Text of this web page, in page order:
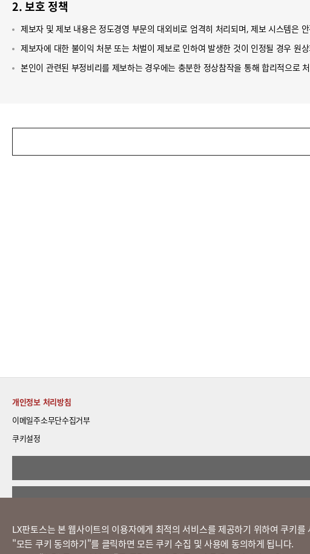
2. 보호 정책
제보자 및 제보 내용은 정도경영 부문의 대외비로 엄격히 처리되며, 제보 시스템은
제보자에 대한 불이익 처분 또는 처벌이 제보로 인하여 발생한 것이 인정될 경우 원
본인이 관련된 부정비리를 제보하는 경우에는 충분한 정상참작을 통해 합리적으로
개인정보 처리방침
이메일주소무단수집거부
쿠키설정
LX판토스는 본 웹사이트의 이용자에게 최적의 서비스를 제공하기 위하여 쿠키를
​"모든 쿠키 동의하기"를 클릭하면 모든 쿠키 수집 및 사용에 동의하게 됩니다.